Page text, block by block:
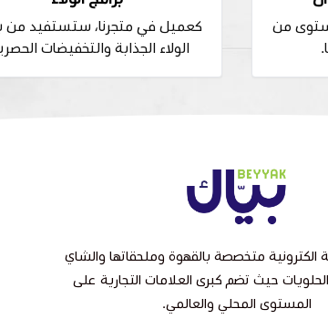
من
كعميل في متجرنا، ستستفيد من
الولاء الجذابة والتخفيضات
الكترونية متخصصة بالقهوة وملحقاتها والشاي
حيث تضم كبرى العلامات التجارية على
المستوى المحلي والعالمي.